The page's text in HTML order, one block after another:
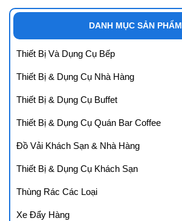
DANH MỤC SẢN PHẨM
Thiết Bị Và Dụng Cụ Bếp
Thiết Bị & Dụng Cụ Nhà Hàng
Thiết Bị & Dụng Cụ Buffet
Thiết Bị & Dụng Cụ Quán Bar Coffee
Đồ Vải Khách Sạn & Nhà Hàng
Thiết Bị & Dụng Cụ Khách Sạn
Thùng Rác Các Loại
Xe Đẩy Hàng